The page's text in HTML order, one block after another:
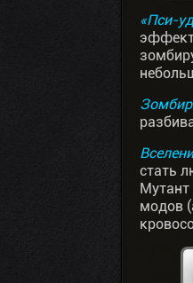
«Пси-
стать
Мутант
модов